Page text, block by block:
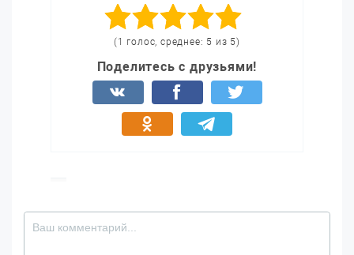
(1 голос, среднее: 5 из 5)
Поделитесь с друзьями!